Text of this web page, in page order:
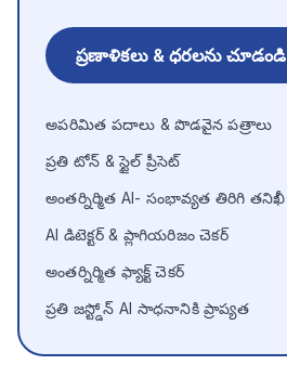
ప్రణాళికలు & ధరలను చూడండి
అపరిమిత పదాలు & పొడవైన పత్రాలు
ప్రతి టోన్ & స్టైల్ ప్రీసెట్
అంతర్నిర్మిత AI- సంభావ్యత తిరిగి తనిఖీ
AI డిటెక్టర్ & ప్లాగియరిజం చెకర్
అంతర్నిర్మిత ఫ్యాక్ట్ చెకర్
ప్రతి జస్ట్డోన్ AI సాధనానికి ప్రాప్యత